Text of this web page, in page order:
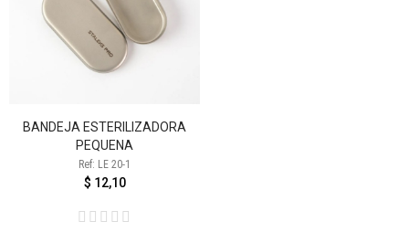
BANDEJA ESTERILIZADORA
PEQUENA
Ref: LE 20-1
$ 12,10